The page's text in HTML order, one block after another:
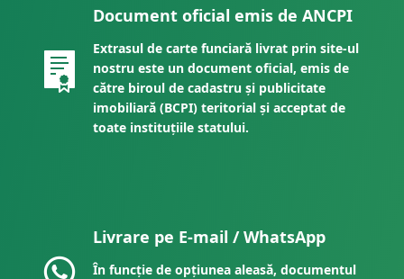
Document oficial emis de ANCPI
Extrasul de carte funciară livrat prin site-ul
nostru este un document oficial, emis de
către biroul de cadastru și publicitate
imobiliară (BCPI) teritorial și acceptat de
toate instituțiile statului.
Livrare pe E-mail / WhatsApp
În funcție de opțiunea aleasă, documentul